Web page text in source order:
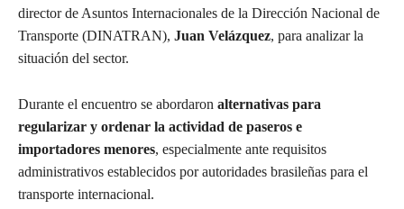
director de Asuntos Internacionales de la Dirección Nacional de
Transporte (DINATRAN), Juan Velázquez, para analizar la
situación del sector.
Durante el encuentro se abordaron alternativas para
regularizar y ordenar la actividad de paseros e
importadores menores, especialmente ante requisitos
administrativos establecidos por autoridades brasileñas para el
transporte internacional.